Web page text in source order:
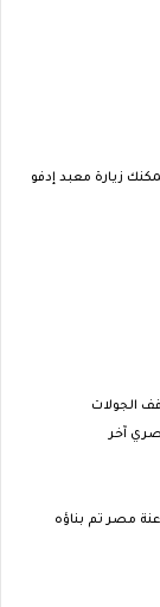
زيارة معبد إدفو
الجولات
آخر
مصر تم بناؤه